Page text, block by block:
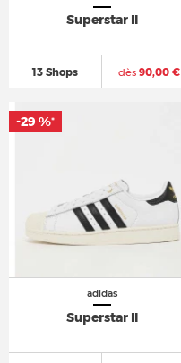
Superstar II
13 Shops dès90,00 €
adidas
Superstar II
-29 %*